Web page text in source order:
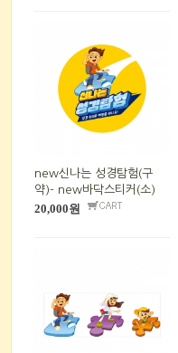
new신나는 성경탐험(구
약)- new바닥스티커(소)
20,000원